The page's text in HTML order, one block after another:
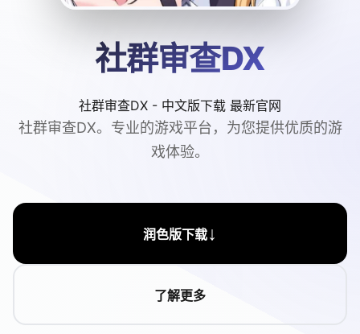
社群审查DX
社群审查DX - 中文版下载 最新官网
社群审查DX。专业的游戏平台，为您提供优质的游
戏体验。
润色版下载↓
了解更多